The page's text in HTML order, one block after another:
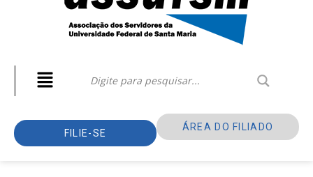
FILIE-SE
ÁREA DO FILIADO